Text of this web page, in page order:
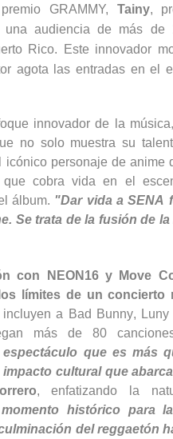
GRAMMY, Tainy,
audiencia de más de
Rico. Este innovador
agota las entradas en el
innovador de la
no solo muestra su
personaje de anime
cobra vida en el
álbum. "Dar vida a SENA
Se trata de la fusión de
con NEON16 y Move
límites de un concierto
a
Bad Bunny, Luny
más de 80
que es más
cultural que
, enfatizando la
histórico para
del reggaetón